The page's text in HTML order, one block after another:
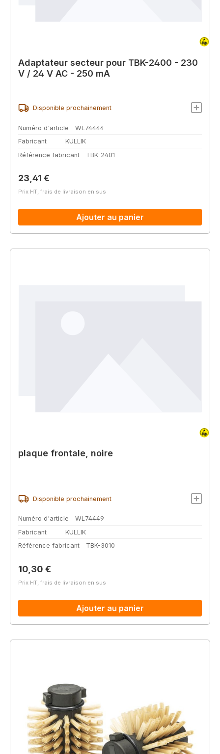
Adaptateur secteur pour TBK-2400 - 230
V / 24 V AC - 250 mA
Disponible prochainement
Numéro d'article
WL74444
Fabricant
KULLIK
Référence fabricant
TBK-2401
Prix régulier :
23,41 €
Prix HT, frais de livraison en sus
Ajouter au panier
plaque frontale, noire
Disponible prochainement
Numéro d'article
WL74449
Fabricant
KULLIK
Référence fabricant
TBK-3010
Prix régulier :
10,30 €
Prix HT, frais de livraison en sus
Ajouter au panier